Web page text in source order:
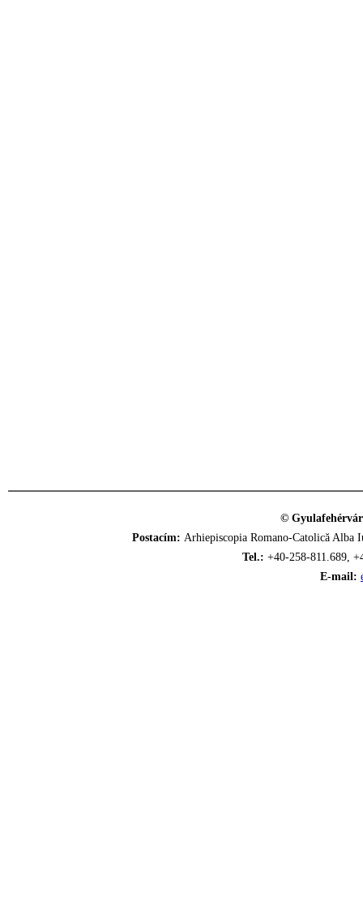
©
Postacím: Arhiepiscopia Romano-Catolică
Tel.: +40-258-811.689,
E-mail: